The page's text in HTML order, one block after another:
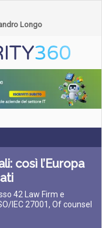
Longo
così l’Europa
42 Law Firm e
IEC 27001, Of counsel